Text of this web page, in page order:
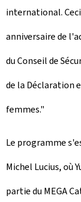
international.
anniversaire de
du Conseil de
de la Déclaration
femmes."
Le programme
Michel Lucius, où
partie du MEGA